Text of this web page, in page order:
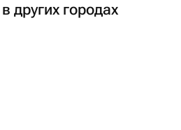
других городах